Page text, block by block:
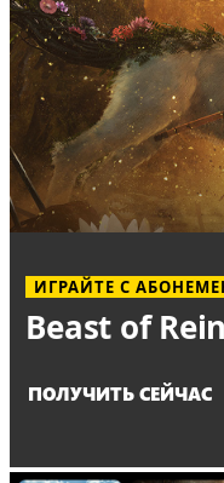
ИГРАЙТЕ С
Beast of
ПОЛУЧИТЬ СЕЙЧАС